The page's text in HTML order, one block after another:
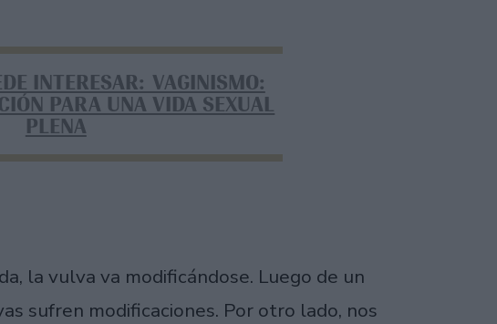
INTERESAR: VAGINISMO:
PARA UNA VIDA SEXUAL
PLENA
la vulva va modificándose. Luego de un
sufren modificaciones. Por otro lado, nos